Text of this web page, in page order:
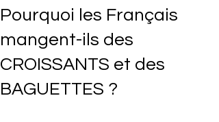
Pourquoi les Français
mangent-ils des
CROISSANTS et des
BAGUETTES ?